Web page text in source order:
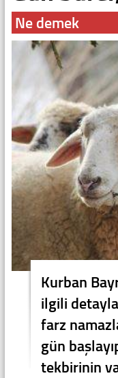
Ne demek
Kurban
ilgili
farz
gün
tekbirinin